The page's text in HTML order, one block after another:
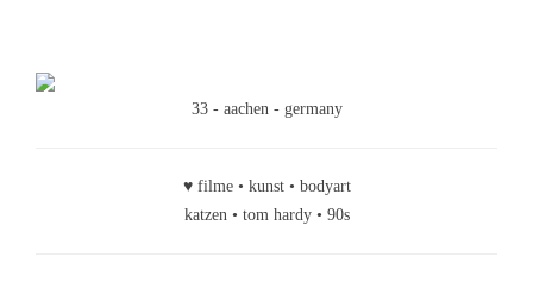
33 - aachen - germany
♥ filme • kunst • bodyart
katzen • tom hardy • 90s